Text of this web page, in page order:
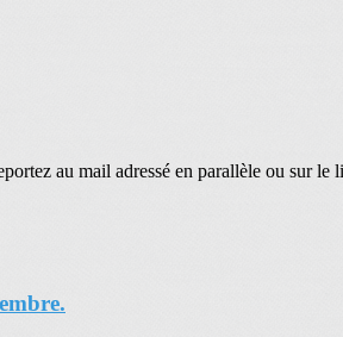
au mail adressé en parallèle ou sur